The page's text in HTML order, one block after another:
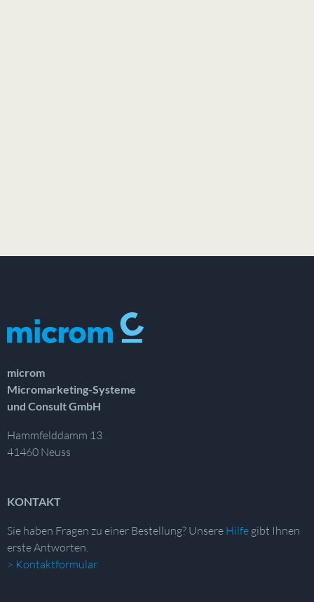
microm
Micromarketing-Systeme
und Consult GmbH
Hammfelddamm 13
41460 Neuss
KONTAKT
Sie haben Fragen zu einer Bestellung? Unsere Hilfe gibt Ihnen
erste Antworten.
> Kontaktformular.